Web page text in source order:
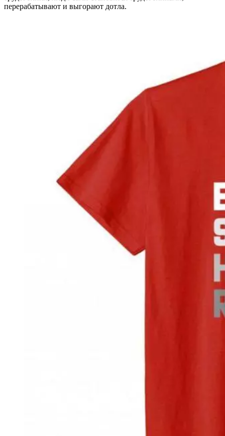
перерабатывают и выгорают дотла.